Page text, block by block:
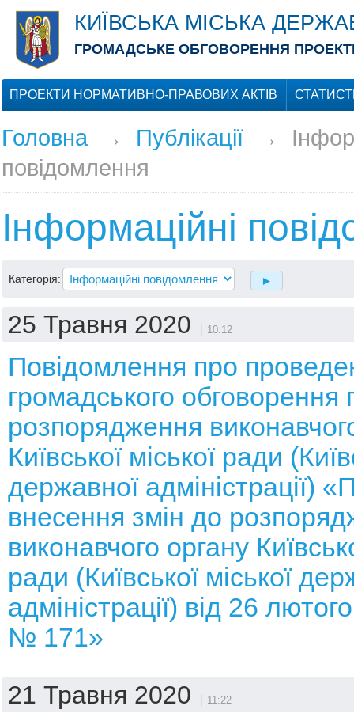
КИЇВСЬКА МІСЬКА
ГРОМАДСЬКЕ ОБГОВОРЕННЯ
ПРОЕКТИ НОРМАТИВНО-ПРАВОВИХ АКТІВ
Головна→ Публікації→
повідомлення
Інформаційні
Категорія:
25 Травня 2020 10:12
Повідомлення про
громадського обговорення
розпорядження
Київської міської ради
державної адміністрації)
внесення змін до
виконавчого органу
ради (Київської міської
адміністрації) від 26
№ 171»
21 Травня 2020 11:22